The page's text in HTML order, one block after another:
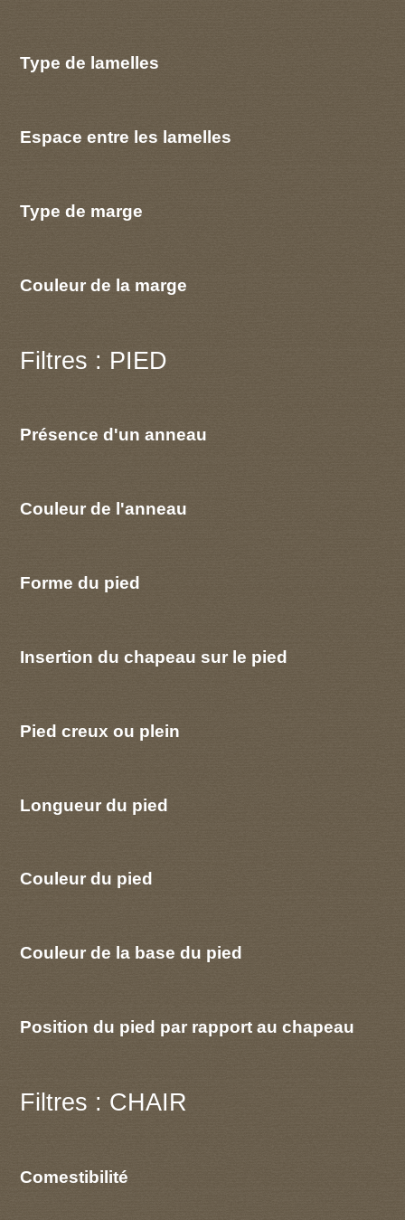
Type de lamelles
Espace entre les lamelles
Type de marge
Couleur de la marge
Filtres : PIED
Présence d'un anneau
Couleur de l'anneau
Forme du pied
Insertion du chapeau sur le pied
Pied creux ou plein
Longueur du pied
Couleur du pied
Couleur de la base du pied
Position du pied par rapport au chapeau
Filtres : CHAIR
Comestibilité